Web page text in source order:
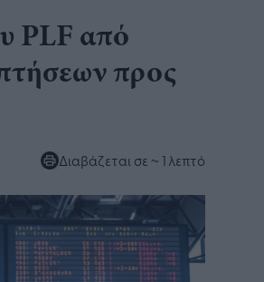
PLF από
προς
Διαβάζεται σε ~ 1 λεπτό